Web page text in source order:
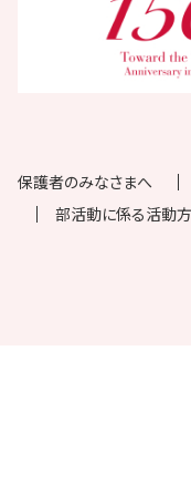
保護者のみなさまへ
部活動に係る活動方